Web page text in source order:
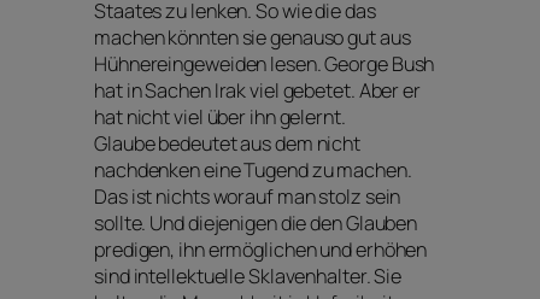
Staates zu lenken. So wie die das
machen könnten sie genauso gut aus
Hühnereingeweiden lesen. George Bush
hat in Sachen Irak viel gebetet. Aber er
hat nicht viel über ihn gelernt.
Glaube bedeutet aus dem nicht
nachdenken eine Tugend zu machen.
Das ist nichts worauf man stolz sein
sollte. Und diejenigen die den Glauben
predigen, ihn ermöglichen und erhöhen
sind intellektuelle Sklavenhalter. Sie